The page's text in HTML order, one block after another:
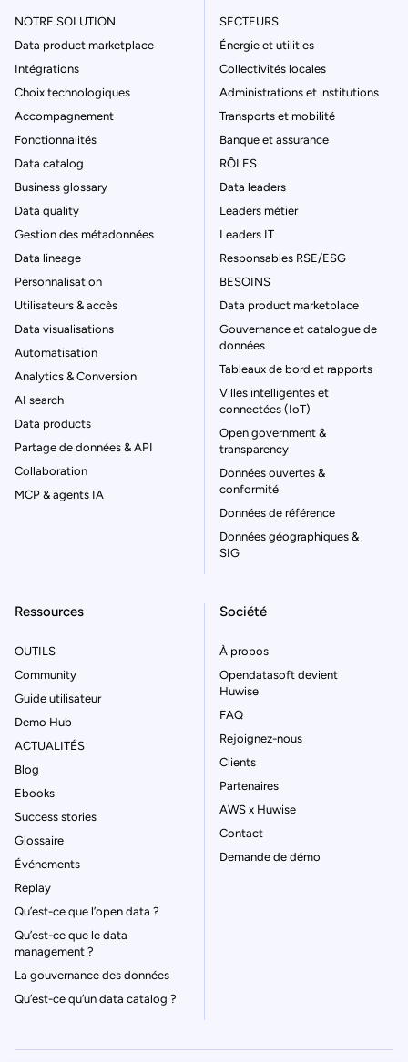
NOTRE SOLUTION
Data product marketplace
Intégrations
Choix technologiques
Accompagnement
Fonctionnalités
Data catalog
Business glossary
Data quality
Gestion des métadonnées
Data lineage
Personnalisation
Utilisateurs & accès
Data visualisations
Automatisation
Analytics & Conversion
AI search
Data products
Partage de données & API
Collaboration
MCP & agents IA
SECTEURS
Énergie et utilities
Collectivités locales
Administrations et institutions
Transports et mobilité
Banque et assurance
RÔLES
Data leaders
Leaders métier
Leaders IT
Responsables RSE/ESG
BESOINS
Data product marketplace
Gouvernance et catalogue de
données
Tableaux de bord et rapports
Villes intelligentes et
connectées (IoT)
Open government &
transparency
Données ouvertes &
conformité
Données de référence
Données géographiques &
SIG
Ressources
OUTILS
Community
Guide utilisateur
Demo Hub
ACTUALITÉS
Blog
Ebooks
Success stories
Glossaire
Événements
Replay
Qu’est-ce que l’open data ?
Qu’est-ce que le data
management ?
La gouvernance des données
Qu’est-ce qu’un data catalog ?
Société
À propos
Opendatasoft devient
Huwise
FAQ
Rejoignez-nous
Clients
Partenaires
AWS x Huwise
Contact
Demande de démo